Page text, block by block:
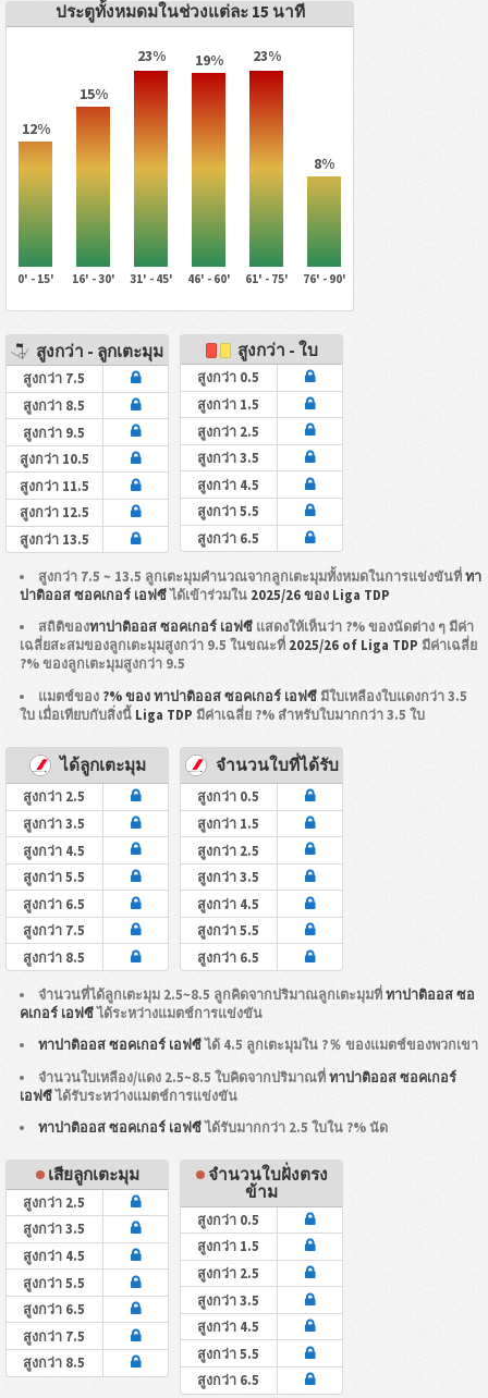
ประตูทั้งหมดมในช่วงแต่ละ 15 นาที
12%
15%
23% 19% 23%
8%
0' - 15' 16' - 30' 31' - 45' 46' - 60' 61' - 75' 76' - 90'
สูงกว่า - ลูกเตะมุม
สูงกว่า 7.5
สูงกว่า 8.5
สูงกว่า 9.5
สูงกว่า 10.5
สูงกว่า 11.5
สูงกว่า 12.5
สูงกว่า 13.5
สูงกว่า - ใบ
สูงกว่า 0.5
สูงกว่า 1.5
สูงกว่า 2.5
สูงกว่า 3.5
สูงกว่า 4.5
สูงกว่า 5.5
สูงกว่า 6.5
สูงกว่า 7.5 ~ 13.5 ลูกเตะมุมคำนวณจากลูกเตะมุมทั้งหมดในการแข่งขันที่ทา
ปาติออส ซอคเกอร์ เอฟซีได้เข้าร่วมใน 2025/26 ของ Liga TDP
สถิติของทาปาติออส ซอคเกอร์ เอฟซี แสดงให้เห็นว่า ?% ของนัดต่าง ๆ มีค่า
เฉลี่ยสะสมของลูกเตะมุมสูงกว่า 9.5 ในขณะที่ 2025/26 of Liga TDP มีค่าเฉลี่ย
?% ของลูกเตะมุมสูงกว่า 9.5
แมตช์ของ ?% ของ ทาปาติออส ซอคเกอร์ เอฟซี มีใบเหลืองใบแดงกว่า 3.5
ใบ เมื่อเทียบกับสิ่งนี้ Liga TDP มีค่าเฉลี่ย ?% สำหรับใบมากกว่า 3.5 ใบ
ได้ลูกเตะมุม
สูงกว่า 2.5
สูงกว่า 3.5
สูงกว่า 4.5
สูงกว่า 5.5
สูงกว่า 6.5
สูงกว่า 7.5
สูงกว่า 8.5
จำนวนใบที่ได้รับ
สูงกว่า 0.5
สูงกว่า 1.5
สูงกว่า 2.5
สูงกว่า 3.5
สูงกว่า 4.5
สูงกว่า 5.5
สูงกว่า 6.5
จำนวนที่ได้ลูกเตะมุม 2.5~8.5 ลูกคิดจากปริมาณลูกเตะมุมที่ทาปาติออส ซอ
คเกอร์ เอฟซีได้ระหว่างแมตช์การแข่งขัน
ทาปาติออส ซอคเกอร์ เอฟซีได้ 4.5 ลูกเตะมุมใน ?％ ของแมตช์ของพวกเขา
จำนวนใบเหลือง/แดง 2.5~8.5 ใบคิดจากปริมาณที่ทาปาติออส ซอคเกอร์
เอฟซีได้รับระหว่างแมตช์การแข่งขัน
ทาปาติออส ซอคเกอร์ เอฟซีได้รับมากกว่า 2.5 ใบใน ?% นัด
เสียลูกเตะมุม
สูงกว่า 2.5
สูงกว่า 3.5
สูงกว่า 4.5
สูงกว่า 5.5
สูงกว่า 6.5
สูงกว่า 7.5
สูงกว่า 8.5
จำนวนใบฝั่งตรง
ข้าม
สูงกว่า 0.5
สูงกว่า 1.5
สูงกว่า 2.5
สูงกว่า 3.5
สูงกว่า 4.5
สูงกว่า 5.5
สูงกว่า 6.5